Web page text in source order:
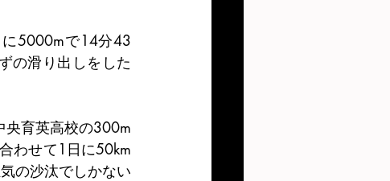
5000mで14分43
の滑り出しをした
育英高校の300m
わせて1日に50km
の沙汰でしかない